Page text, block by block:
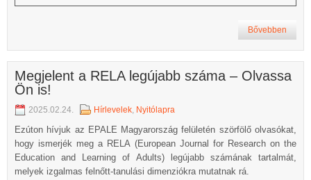
Bővebben
Megjelent a RELA legújabb száma – Olvassa
Ön is!
2025.02.24. Hírlevelek, Nyitólapra
Ezúton hívjuk az EPALE Magyarország felületén szörfölő olvasókat,
hogy ismerjék meg a RELA (European Journal for Research on the
Education and Learning of Adults) legújabb számának tartalmát,
melyek izgalmas felnőtt-tanulási dimenziókra mutatnak rá.